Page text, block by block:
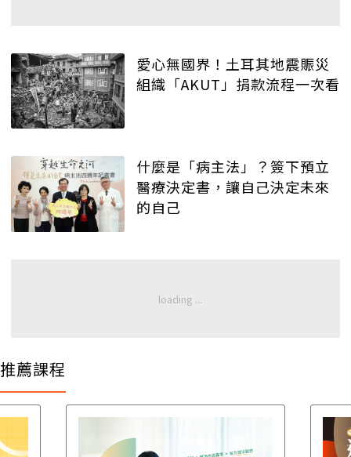
愛心無國界！土耳其地震賑災
組織「AKUT」捐款流程一次看
什麼是「病主法」？簽下預立
醫療決定書，讓自己決定未來
的自己
推薦課程